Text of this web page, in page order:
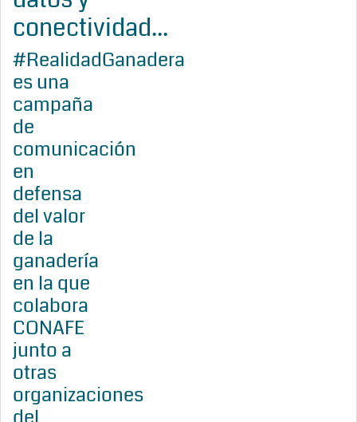
conectividad...
#RealidadGanadera
es una
campaña
de
comunicación
en
defensa
del valor
de la
ganadería
en la que
colabora
CONAFE
junto a
otras
organizaciones